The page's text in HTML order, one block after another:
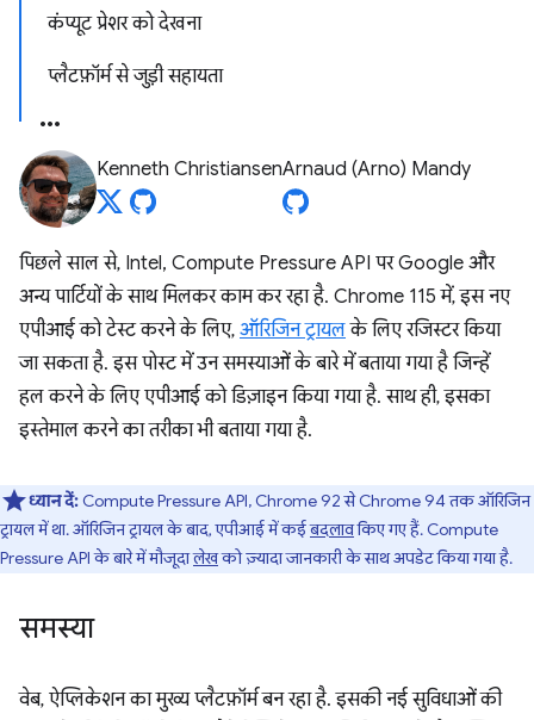
कंप्यूट प्रेशर को देखना
प्लैटफ़ॉर्म से जुड़ी सहायता
Kenneth ChristiansenArnaud (Arno) Mandy
पिछले साल से, Intel, Compute Pressure API पर Google और
अन्य पार्टियों के साथ मिलकर काम कर रहा है. Chrome 115 में, इस नए
एपीआई को टेस्ट करने के लिए, ऑरिजिन ट्रायलके लिए रजिस्टर किया
जा सकता है. इस पोस्ट में उन समस्याओं के बारे में बताया गया है जिन्हें
हल करने के लिए एपीआई को डिज़ाइन किया गया है. साथ ही, इसका
इस्तेमाल करने का तरीका भी बताया गया है.
ध्यान दें: Compute Pressure API, Chrome 92 से Chrome 94 तक ऑरिजिन
ट्रायल में था. ऑरिजिन ट्रायल के बाद, एपीआई में कईबदलावकिए गए हैं. Compute
Pressure API के बारे में मौजूदालेखको ज़्यादा जानकारी के साथ अपडेट किया गया है.
समस्या
वेब, ऐप्लिकेशन का मुख्य प्लैटफ़ॉर्म बन रहा है. इसकी नई सुविधाओं की